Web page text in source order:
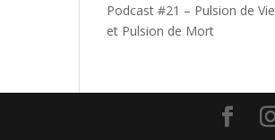
Podcast #21 – Pulsion de Vie
et Pulsion de Mort